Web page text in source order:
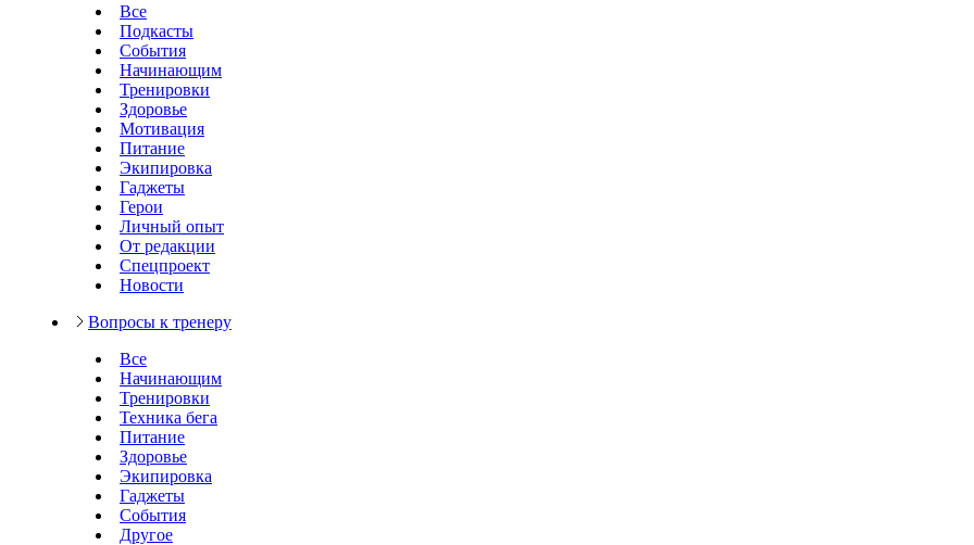
Все
Подкасты
События
Начинающим
Тренировки
Здоровье
Мотивация
Питание
Экипировка
Гаджеты
Герои
Личный опыт
От редакции
Спецпроект
Новости
Вопросы к тренеру
Все
Начинающим
Тренировки
Техника бега
Питание
Здоровье
Экипировка
Гаджеты
События
Другое